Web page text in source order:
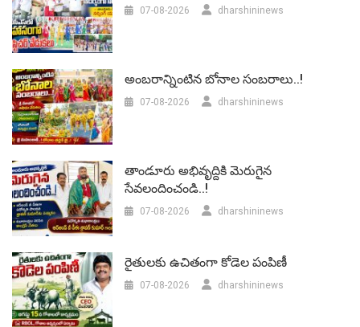
07-08-2026 dharshininews
అంబరాన్నింటిన బోనాల సంబరాలు..!
07-08-2026 dharshininews
తాండూరు అభివృద్దికి మెరుగైన
సేవలందించండి..!
07-08-2026 dharshininews
రైతులకు ఉచితంగా కోడెల పంపిణీ
07-08-2026 dharshininews